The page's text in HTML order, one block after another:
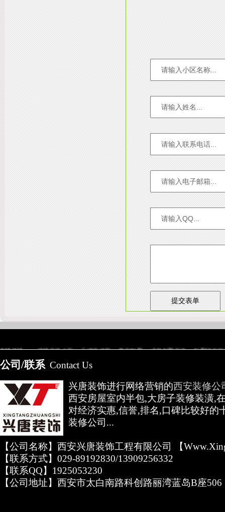
高低压开关柜通电试验台
公司/联系 Contact Us
兴唐装饰进行网络营销的西安装修公
西安房屋室内半包,大房子装修装潢,
对经济实惠,信誉,排名,口碑比较好的
装修公司...
【公司名称】西安兴唐装饰工程有限公司 【
【联系方式】029-89192830/13909256332
【联系QQ】1925053230
【公司地址】西安市太白南路科创路丽湾蓝岛B座506